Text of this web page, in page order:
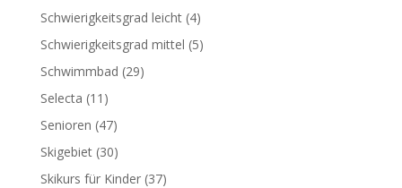
Schwierigkeitsgrad leicht(4)
Schwierigkeitsgrad mittel (5)
Schwimmbad (29)
Selecta (11)
Senioren (47)
Skigebiet(30)
Skikurs für Kinder(37)